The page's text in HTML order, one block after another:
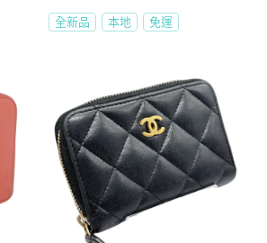
全新品 本地 免運